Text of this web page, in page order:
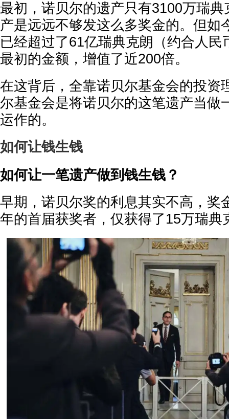
最初，诺贝尔的遗产只有3100万瑞
产是远远不够发这么多奖金的。但如
已经超过了61亿瑞典克朗（约合人民
最初的金额，增值了近200倍。
在这背后，全靠诺贝尔基金会的投资
尔基金会是将诺贝尔的这笔遗产当做
运作的。
如何让钱生钱
如何让一笔遗产做到钱生钱？
早期，诺贝尔奖的利息其实不高，奖
年的首届获奖者，仅获得了15万瑞典